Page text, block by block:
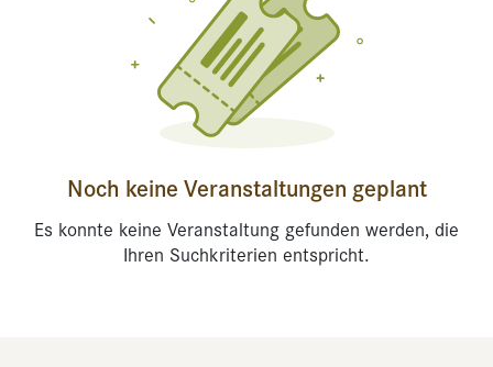
Noch keine Veranstaltungen geplant
Es konnte keine Veranstaltung gefunden werden, die
Ihren Suchkriterien entspricht.